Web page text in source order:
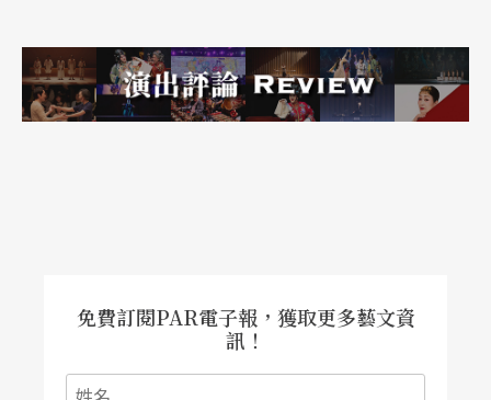
在美國成長，她的母親來自法語系國家，這也是她
後來到法國進修音樂的原因，她的音樂受美國與歐
在演奏或編曲上，時常融合創新的風味，同時她自
己也是位作曲家，不知道這次來台灣她準備了什麼
曲目，格外令人期待。
免費訂閱PAR電子報，獲取更多藝文資
訊！